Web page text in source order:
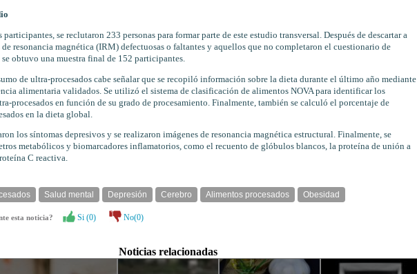
participantes, se reclutaron 233 personas para formar parte de este estudio transversal. Después de descartar a
resonancia magnética (IRM) defectuosas o faltantes y aquellos que no completaron el cuestionario de
obtuvo una muestra final de 152 participantes.
de ultra-procesados cabe señalar que se recopiló información sobre la dieta durante el último año mediante
alimentaria validados. Se utilizó el sistema de clasificación de alimentos NOVA para identificar los
procesados en función de su grado de procesamiento. Finalmente, también se calculó el porcentaje de
en la dieta global.
los síntomas depresivos y se realizaron imágenes de resonancia magnética estructural. Finalmente, se
metabólicos y biomarcadores inflamatorios, como el recuento de glóbulos blancos, la proteína de unión a
C reactiva.
Salud mental Depresión Cerebro Alimentos procesados Obesidad
esta noticia? Si (0) No(0)
Noticias relacionadas